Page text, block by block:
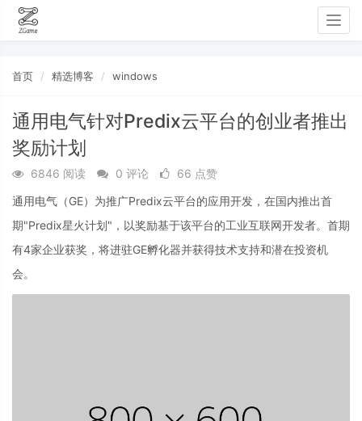
首页 精选博客 windows
通用电气针对Predix云平台的创业者推出
奖励计划
6846 阅读 0 评论
66 点赞
通用电气（GE）为推广Predix云平台的应用开发，在国内推出首
期"Predix星火计划"，以奖励基于该平台的工业互联网开发者。首期
有4家企业获奖，将进驻GE孵化器并获得技术支持和潜在投资机
会。